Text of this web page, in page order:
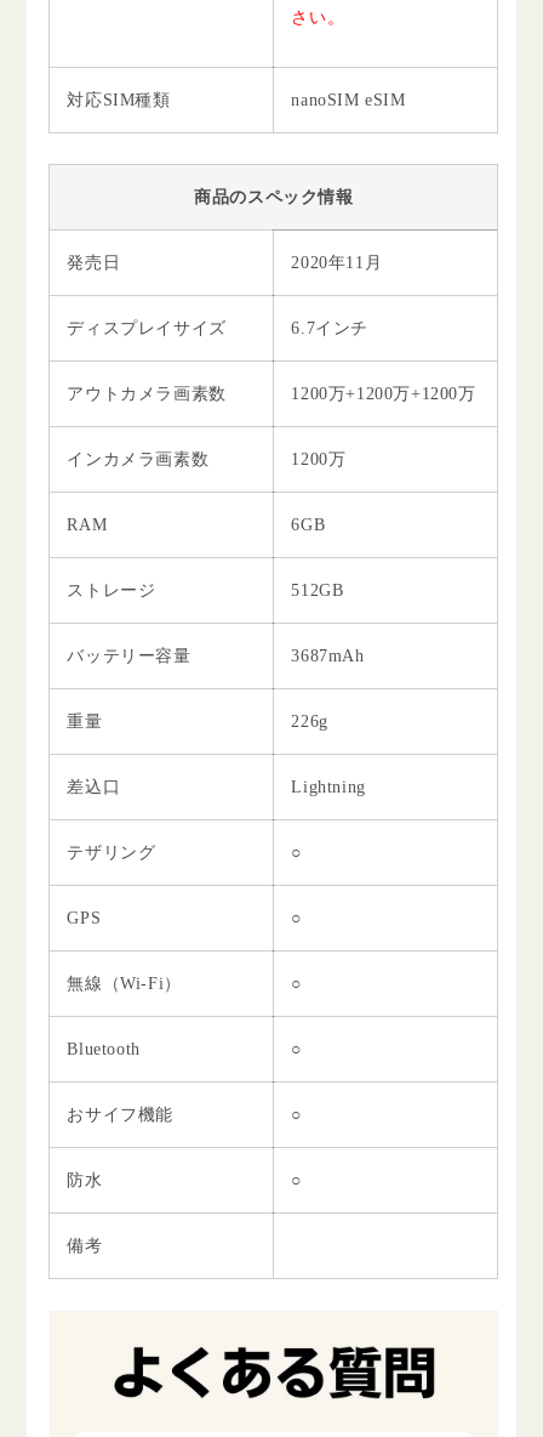
さい。
対応SIM種類 nanoSIM eSIM
商品のスペック情報
発売日 2020年11月
ディスプレイサイズ 6.7インチ
アウトカメラ画素数 1200万+1200万+1200万
インカメラ画素数 1200万
RAM 6GB
ストレージ 512GB
バッテリー容量 3687mAh
重量 226g
差込口 Lightning
テザリング ○
GPS ○
無線（Wi-Fi） ○
Bluetooth ○
おサイフ機能 ○
防水 ○
備考